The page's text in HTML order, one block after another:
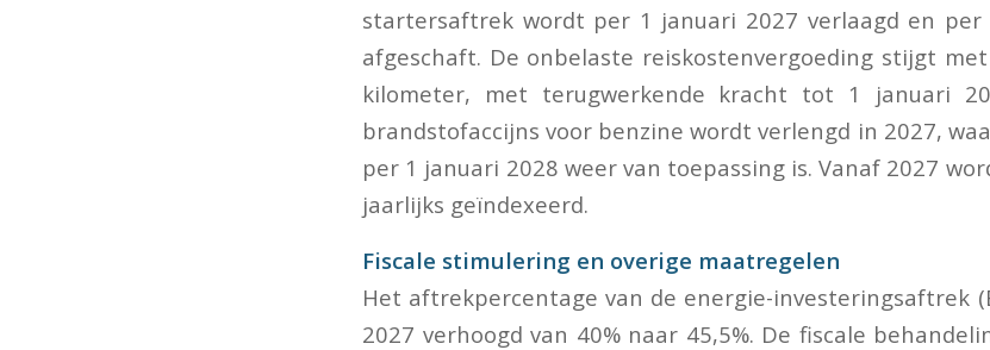
startersaftrek wordt per 1 januari 2027 verlaagd en per
afgeschaft. De onbelaste reiskostenvergoeding stijgt
kilometer, met terugwerkende kracht tot 1 januari
brandstofaccijns voor benzine wordt verlengd in 2027,
per 1 januari 2028 weer van toepassing is. Vanaf 2027
jaarlijks geïndexeerd.
Fiscale stimulering en overige maatregelen
Het aftrekpercentage van de energie-investeringsaftrek
2027 verhoogd van 40% naar 45,5%. De fiscale